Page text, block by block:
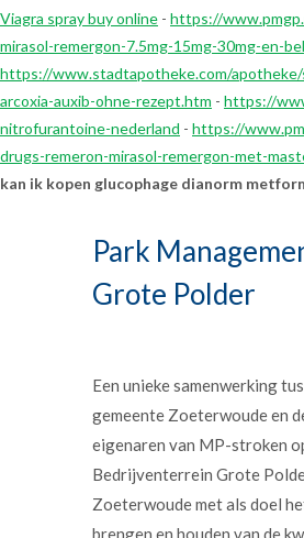
Viagra spray buy online - https://
mirasol-remergon-7.5mg-15mg-30mg-en-
https://www.stadtapotheke.com/
arcoxia-auxib-ohne-rezept.htm - https://
nitrofurantoine-nederland - https://
drugs-remeron-mirasol-remergon-met-
kan ik kopen glucophage dianorm
Park
Grote Polder
Een unieke samenwerking
gemeente Zoeterwoude en
eigenaren van MP-stroken
Bedrijventerrein Grote
Zoeterwoude met als doel
brengen en houden van de